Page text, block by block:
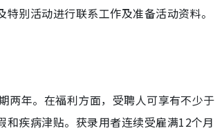
别活动进行联系工作及准备活动资料。
两年。在福利方面，受聘人可享有不少于
和疾病津贴。获录用者连续受雇满12个月